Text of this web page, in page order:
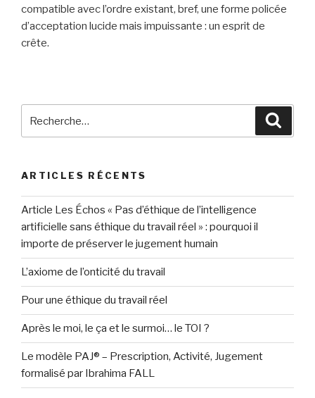
compatible avec l’ordre existant, bref, une forme policée
d’acceptation lucide mais impuissante : un esprit de
crête.
ARTICLES RÉCENTS
Article Les Échos « Pas d’éthique de l’intelligence
artificielle sans éthique du travail réel » : pourquoi il
importe de préserver le jugement humain
L’axiome de l’onticité du travail
Pour une éthique du travail réel
Après le moi, le ça et le surmoi… le TOI ?
Le modèle PAJ® – Prescription, Activité, Jugement
formalisé par Ibrahima FALL